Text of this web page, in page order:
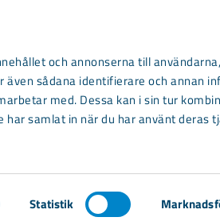
och annonserna till
sådana identifierare och annan
med. Dessa kan i sin tur
samlat in när du har använt deras
Statistik
Våra lokaler
Kundservice